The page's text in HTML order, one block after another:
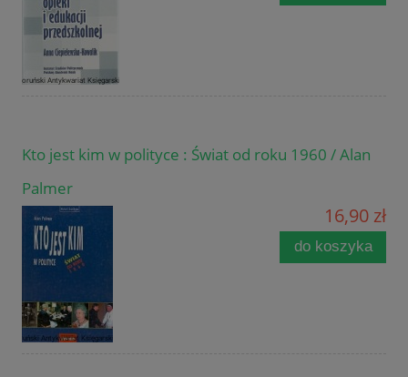
Kto jest kim w polityce : Świat od roku 1960 / Alan
Palmer
16,90 zł
do koszyka